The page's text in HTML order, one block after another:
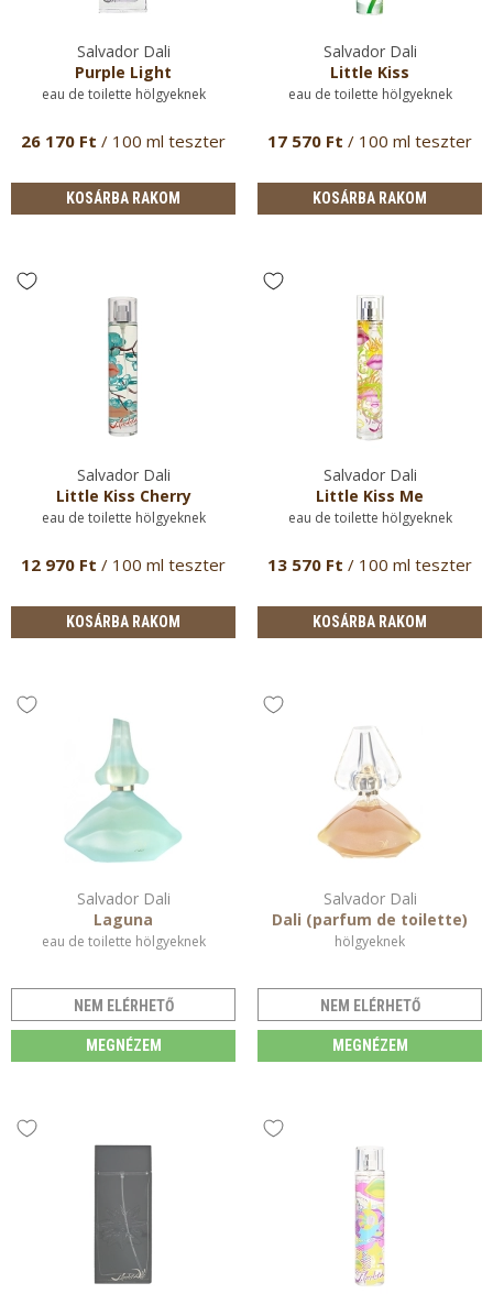
Salvador Dali
Purple Light
eau de toilette hölgyeknek
26 170 Ft / 100 ml teszter
KOSÁRBA RAKOM
Salvador Dali
Little Kiss
eau de toilette hölgyeknek
17 570 Ft / 100 ml teszter
KOSÁRBA RAKOM
Salvador Dali
Little Kiss Cherry
eau de toilette hölgyeknek
12 970 Ft / 100 ml teszter
KOSÁRBA RAKOM
Salvador Dali
Little Kiss Me
eau de toilette hölgyeknek
13 570 Ft / 100 ml teszter
KOSÁRBA RAKOM
Salvador Dali
Laguna
eau de toilette hölgyeknek
NEM ELÉRHETŐ
MEGNÉZEM
Salvador Dali
Dali (parfum de toilette)
hölgyeknek
NEM ELÉRHETŐ
MEGNÉZEM